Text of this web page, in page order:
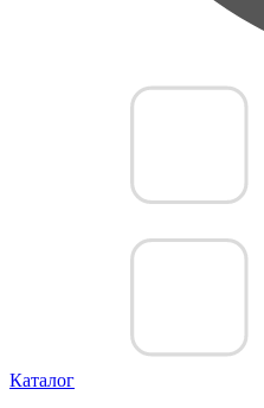
Каталог